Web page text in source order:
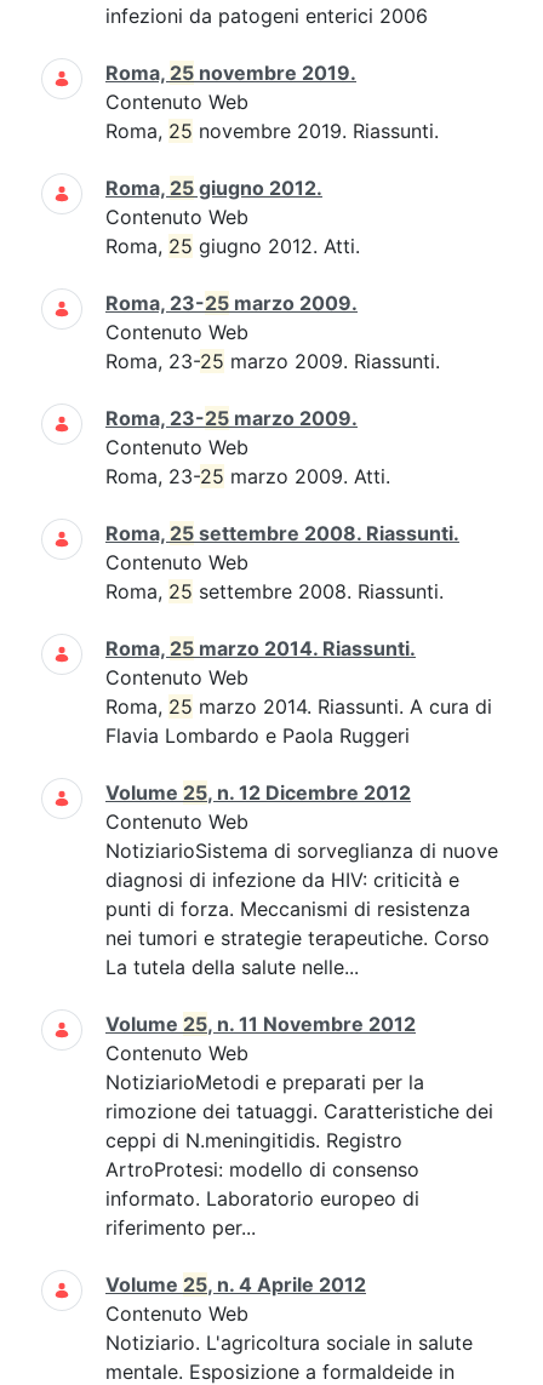
infezioni da patogeni enterici 2006
Roma, 25 novembre 2019.
Contenuto Web
Roma, 25 novembre 2019. Riassunti.
Roma, 25 giugno 2012.
Contenuto Web
Roma, 25 giugno 2012. Atti.
Roma, 23-25 marzo 2009.
Contenuto Web
Roma, 23-25 marzo 2009. Riassunti.
Roma, 23-25 marzo 2009.
Contenuto Web
Roma, 23-25 marzo 2009. Atti.
Roma, 25 settembre 2008. Riassunti.
Contenuto Web
Roma, 25 settembre 2008. Riassunti.
Roma, 25 marzo 2014. Riassunti.
Contenuto Web
Roma, 25 marzo 2014. Riassunti. A cura di
Flavia Lombardo e Paola Ruggeri
Volume 25, n. 12 Dicembre 2012
Contenuto Web
NotiziarioSistema di sorveglianza di nuove
diagnosi di infezione da HIV: criticità e
punti di forza. Meccanismi di resistenza
nei tumori e strategie terapeutiche. Corso
La tutela della salute nelle...
Volume 25, n. 11 Novembre 2012
Contenuto Web
NotiziarioMetodi e preparati per la
rimozione dei tatuaggi. Caratteristiche dei
ceppi di N.meningitidis. Registro
ArtroProtesi: modello di consenso
informato. Laboratorio europeo di
riferimento per...
Volume 25, n. 4 Aprile 2012
Contenuto Web
Notiziario. L'agricoltura sociale in salute
mentale. Esposizione a formaldeide in